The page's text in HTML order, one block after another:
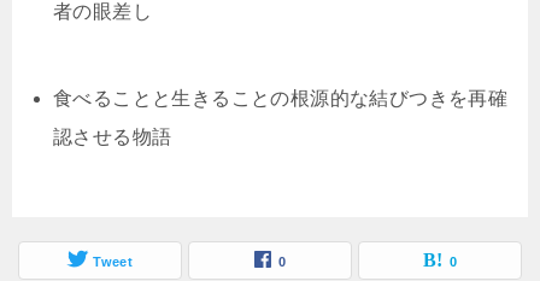
者の眼差し
食べることと生きることの根源的な結びつきを再確
認させる物語
Tweet 0 0